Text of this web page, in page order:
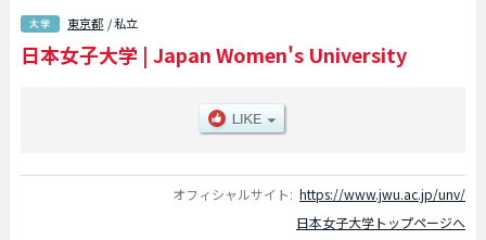
部や人間社会学部や理学部や国際文化学部や建築デザイン学部や食科学部
等、学部別情報や、募集定員や合格者数など入試情報、施設案内、アクセス
など外国人留学生に必要な情報を掲載しているので是非ご利用ください。
東京都 / 私立
日本女子大学 | Japan Women's University
オフィシャルサイト: https://www.jwu.ac.jp/unv/
日本女子大学トップページへ